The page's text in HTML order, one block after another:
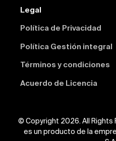
Legal
Política de Privacidad
Política Gestión integral
Términos y condiciones
Acuerdo de Licencia
© Copyright 2026. All Rights
es un producto de la